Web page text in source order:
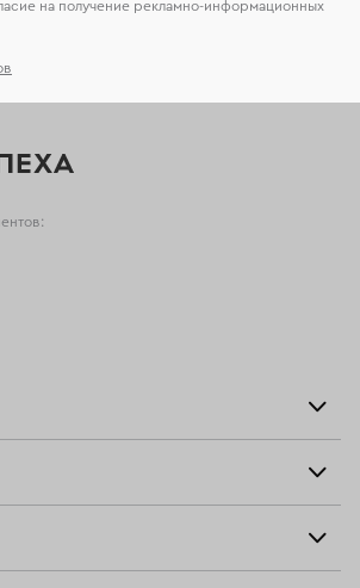
на получение рекламно-информационных